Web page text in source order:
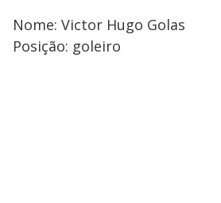
Nome: Victor Hugo Golas
Posição: goleiro